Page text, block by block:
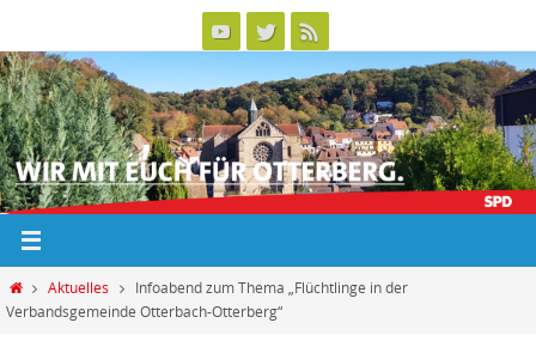
Inhalt
springen
HomeAktuelles
Infoabend zum Thema „Flüchtlinge in der
Verbandsgemeinde Otterbach-Otterberg“